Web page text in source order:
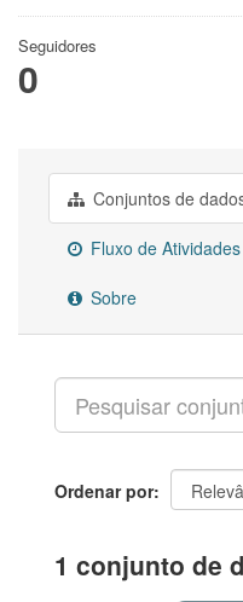
Seguidores
0
Conjuntos de
Fluxo de Atividades
Sobre
Ordenar por
1 conjunto de